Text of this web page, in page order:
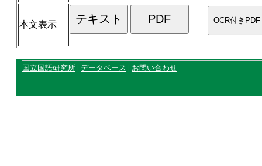
本文表示
国立国語研究所 | データベース | お問い合わせ